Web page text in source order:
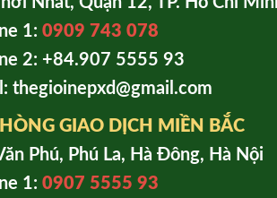
1: 0909 743 078
2: +84.907 5555 93
thegioinepxd@gmail.com
GIAO DỊCH MIỀN BẮC
Phú, Phú La, Hà Đông, Hà Nội
1: 0907 5555 93